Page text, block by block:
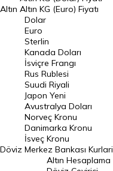
Euro Kuru
Pound Kuru
Frank Kuru
Riyal Kuru
Avustralya Doları
Danimarka Kronu Kuru
Kanada Doları Kuru
Norveç Kronu Kuru
Altın Altın KG (Euro) Fiyatı
Döviz
Dolar
Euro
Sterlin
Kanada Doları
İsviçre Frangı
Rus Rublesi
Suudi Riyali
Japon Yeni
Avustralya Doları
Norveç Kronu
Danimarka Kronu
İsveç Kronu
Merkez Bankası Kurlari
Altın Hesaplama